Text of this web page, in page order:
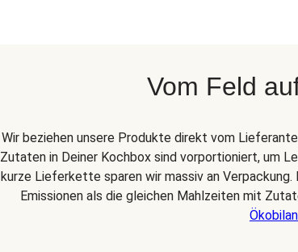
Vom Feld
Wir beziehen unsere Produkte direkt vom
Zutaten in Deiner Kochbox sind vorportioniert, um
kurze Lieferkette sparen wir massiv an
Emissionen als die gleichen Mahlzeiten mit